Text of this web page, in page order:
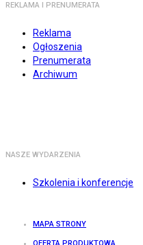
REKLAMA I PRENUMERATA
Reklama
Ogłoszenia
Prenumerata
Archiwum
NASZE WYDARZENIA
Szkolenia i konferencje
MAPA STRONY